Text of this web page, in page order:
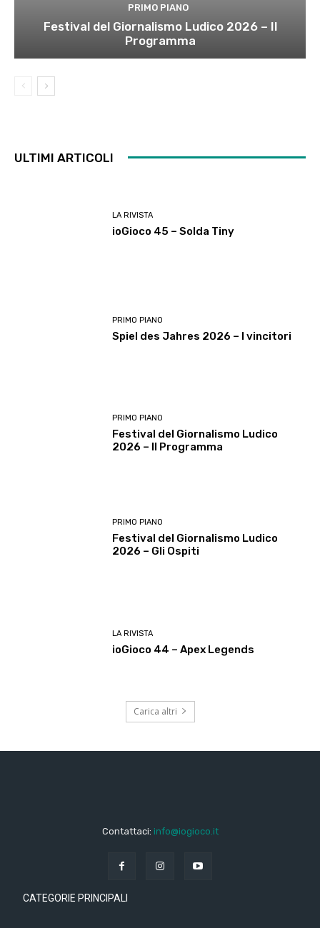
PRIMO PIANO
Festival del Giornalismo Ludico 2026 – Il
Programma
ULTIMI ARTICOLI
LA RIVISTA
ioGioco 45 – Solda Tiny
PRIMO PIANO
Spiel des Jahres 2026 – I vincitori
PRIMO PIANO
Festival del Giornalismo Ludico
2026 – Il Programma
PRIMO PIANO
Festival del Giornalismo Ludico
2026 – Gli Ospiti
LA RIVISTA
ioGioco 44 – Apex Legends
Carica altri
Contattaci: info@iogioco.it
CATEGORIE PRINCIPALI